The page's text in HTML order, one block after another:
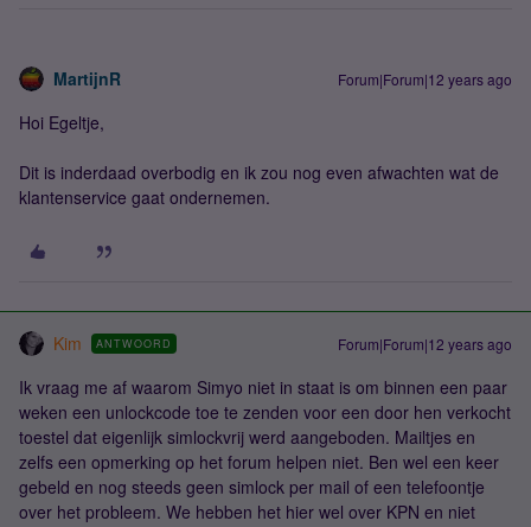
MartijnR Forum|Forum|12 years ago
Hoi Egeltje,
Dit is inderdaad overbodig en ik zou nog even afwachten wat de
klantenservice gaat ondernemen.
Kim ANTWOORD Forum|Forum|12 years ago
Ik vraag me af waarom Simyo niet in staat is om binnen een paar
weken een unlockcode toe te zenden voor een door hen verkocht
toestel dat eigenlijk simlockvrij werd aangeboden. Mailtjes en
zelfs een opmerking op het forum helpen niet. Ben wel een keer
gebeld en nog steeds geen simlock per mail of een telefoontje
over het probleem. We hebben het hier wel over KPN en niet